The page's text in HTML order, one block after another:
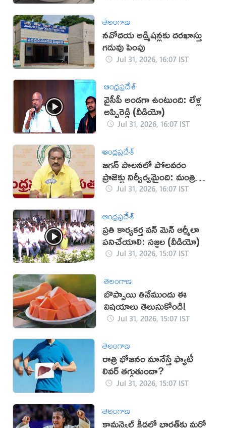
తెలంగాణ
నవోదయ అడ్మిషన్లకు దరఖాస్తు
గడువు పెంపు
Jul 31, 2026, 16:07 IST
ఆంధ్రప్రదేశ్
వైసీపీ అండగా ఉంటుంది: లేళ్ల
అప్పిరెడ్డి (వీడియో)
Jul 31, 2026, 16:07 IST
ఆంధ్రప్రదేశ్
జగన్‌ పాలనలో పోలవరం
ప్రాజెక్టు నిర్వీర్యమైంది: మంత్రి
నిమ్మలJul 31, 2026, 16:07 IST
ఆంధ్రప్రదేశ్
ప్రతి కార్యకర్త వన్ మెన్ ఆర్మీలా
పనిచేయాలి: సజ్జల (వీడియో)
Jul 31, 2026, 15:07 IST
తెలంగాణ
బొప్పాయి తినేముందు ఈ
విషయాలు తెలుసుకోండి!
Jul 31, 2026, 15:07 IST
తెలంగాణ
రాత్రి భోజనం మానేస్తే ఫ్యాటీ
లివర్ తగ్గుతుందా?
Jul 31, 2026, 15:07 IST
తెలంగాణ
కామన్వెల్త్ క్రీడల్లో భారత్‌కు మరో